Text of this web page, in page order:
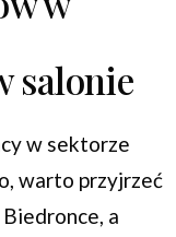
salonie
w sektorze
warto przyjrzeć
a